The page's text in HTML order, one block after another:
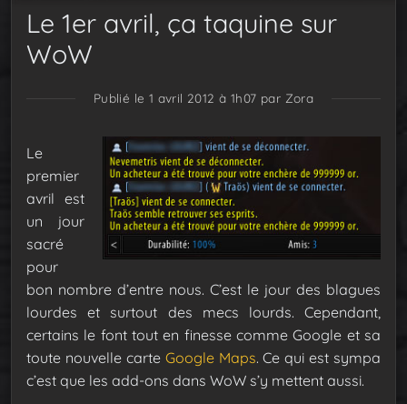
Le 1er avril, ça taquine sur
WoW
Publié le 1 avril 2012 à 1h07 par Zora
Le
premier
avril est
un jour
sacré
pour
bon nombre d’entre nous. C’est le jour des blagues
lourdes et surtout des mecs lourds. Cependant,
certains le font tout en finesse comme Google et sa
toute nouvelle carte Google Maps. Ce qui est sympa
c’est que les add-ons dans WoW s’y mettent aussi.